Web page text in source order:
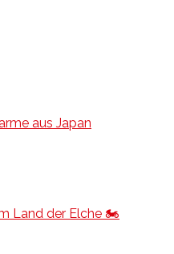
aus Japan
Land der Elche 🏍️